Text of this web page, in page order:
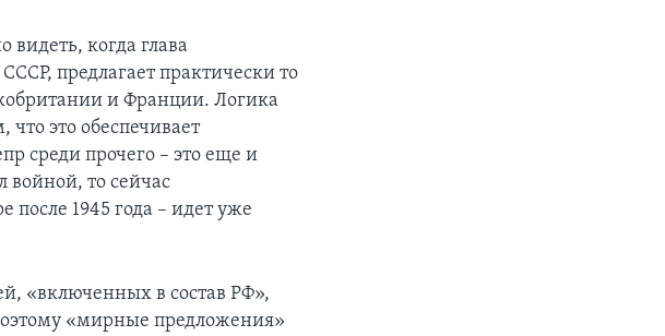
видеть, когда глава
предлагает практически то
и Франции. Логика
что это обеспечивает
среди прочего – это еще и
войной, то сейчас
1945 года – идет уже
«включенных в состав РФ»,
«мирные предложения»